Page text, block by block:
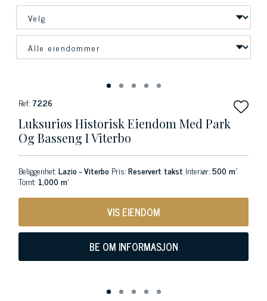
Ref: 7226
Luksuriøs Historisk Eiendom Med Park
Og Basseng I Viterbo
Beliggenhet:Lazio - Viterbo Pris:Reservert takst Interiør:500 m²
Tomt: 1,000 m²
VIS EIENDOM
BE OM INFORMASJON